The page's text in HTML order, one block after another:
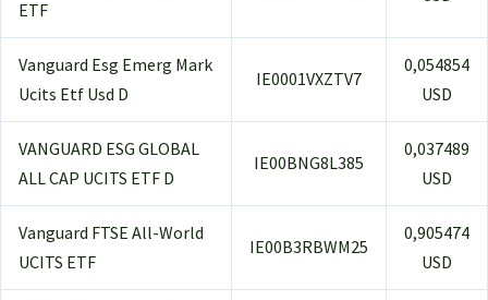
ETF
Vanguard Esg Emerg Mark
Ucits Etf Usd D
IE0001VXZTV7
0,054854
USD
VANGUARD ESG GLOBAL
ALL CAP UCITS ETF D
IE00BNG8L385
0,037489
USD
Vanguard FTSE All-World
UCITS ETF
IE00B3RBWM25
0,905474
USD